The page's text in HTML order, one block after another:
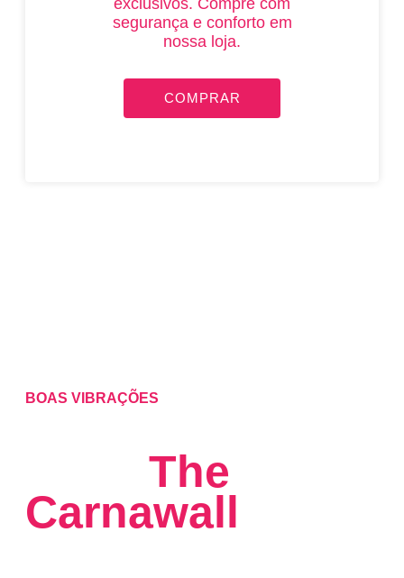
segurança e conforto em
nossa loja.
COMPRAR
BOAS VIBRAÇÕES
The
Carnawall